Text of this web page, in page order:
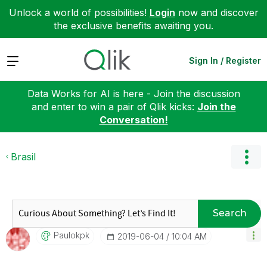
Unlock a world of possibilities! Login now and discover
the exclusive benefits awaiting you.
Expand Sign In / Register
Data Works for AI is here - Join the discussion
and enter to win a pair of Qlik kicks: Join the
Conversation!
Brasil
Search
Paulokpk ‎2019-06-04 10:04 AM